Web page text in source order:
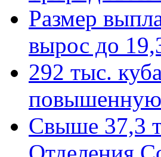
Размер
вырос до
292 тыс.
повышенную
Свыше 37,3